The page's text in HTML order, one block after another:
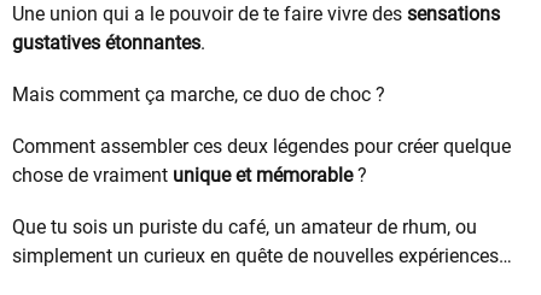
Une union qui a le pouvoir de te faire vivre des sensations
gustatives étonnantes.
Mais comment ça marche, ce duo de choc ?
Comment assembler ces deux légendes pour créer quelque
chose de vraiment unique et mémorable?
Que tu sois un puriste du café, un amateur de rhum, ou
simplement un curieux en quête de nouvelles expériences…